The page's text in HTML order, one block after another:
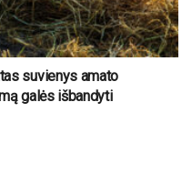
suvienys amato
galės išbandyti